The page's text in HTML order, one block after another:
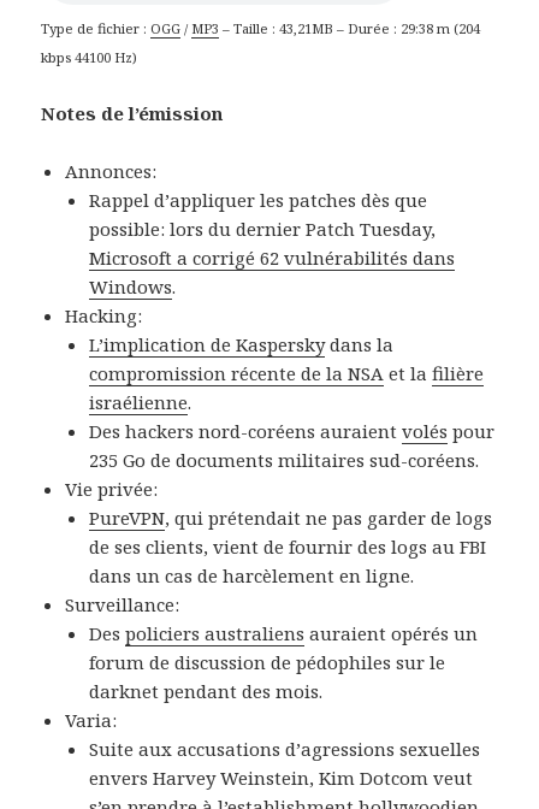
Type de fichier : OGG / MP3 – Taille : 43,21MB – Durée : 29:38 m (204
kbps 44100 Hz)
Notes de l’émission
Annonces:
Rappel d’appliquer les patches dès que
possible: lors du dernier Patch Tuesday,
Microsoft a corrigé 62 vulnérabilités dans
Windows.
Hacking:
L’implication de Kasperskydans la
compromission récente de la NSA et lafilière
israélienne.
Des hackers nord-coréens auraientvolés pour
235 Go de documents militaires sud-coréens.
Vie privée:
PureVPN, qui prétendait ne pas garder de logs
de ses clients, vient de fournir des logs au FBI
dans un cas de harcèlement en ligne.
Surveillance:
Despoliciers australiens auraient opérés un
forum de discussion de pédophiles sur le
darknet pendant des mois.
Varia:
Suite aux accusations d’agressions sexuelles
envers Harvey Weinstein, Kim Dotcom veut